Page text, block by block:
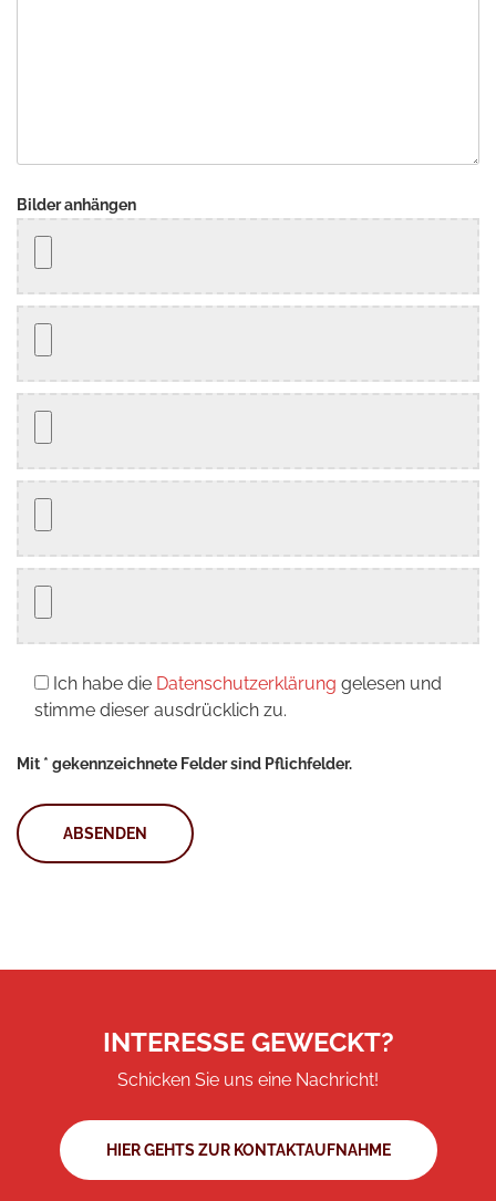
Bilder anhängen
Ich habe die Datenschutzerklärung gelesen und
stimme dieser ausdrücklich zu.
Mit * gekennzeichnete Felder sind Pflichfelder.
INTERESSE GEWECKT?
Schicken Sie uns eine Nachricht!
HIER GEHTS ZUR KONTAKTAUFNAHME